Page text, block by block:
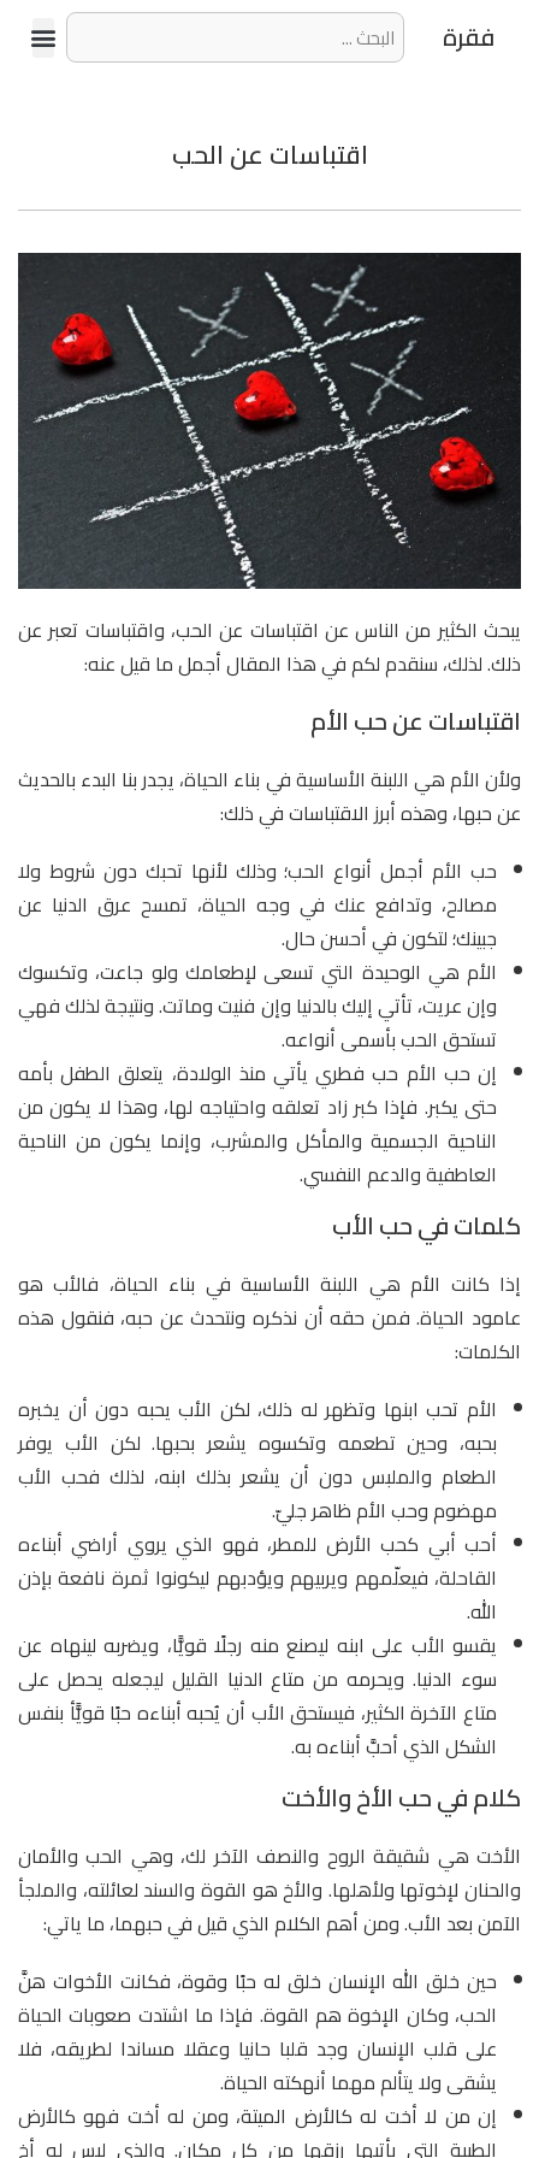
فقرة
اقتباسات عن الحب
يبحث الكثير من الناس عن اقتباسات عن الحب، واقتباسات تعبر عن
ذلك. لذلك، سنقدم لكم في هذا المقال أجمل ما قيل عنه:
اقتباسات عن حب الأم
ولأن الأم هي اللبنة الأساسية في بناء الحياة، يجدر بنا البدء بالحديث
عن حبها، وهذه أبرز الاقتباسات في ذلك:
حب الأم أجمل أنواع الحب؛ وذلك لأنها تحبك دون شروط ولا
مصالح، وتدافع عنك في وجه الحياة، تمسح عرق الدنيا عن
جبينك؛ لتكون في أحسن حال.
الأم هي الوحيدة التي تسعى لإطعامك ولو جاعت، وتكسوك
وإن عريت، تأتي إليك بالدنيا وإن فنيت وماتت. ونتيجة لذلك فهي
تستحق الحب بأسمى أنواعه.
إن حب الأم حب فطري يأتي منذ الولادة، يتعلق الطفل بأمه
حتى يكبر. فإذا كبر زاد تعلقه واحتياجه لها، وهذا لا يكون من
الناحية الجسمية والمأكل والمشرب، وإنما يكون من الناحية
العاطفية والدعم النفسي.
كلمات في حب الأب
إذا كانت الأم هي اللبنة الأساسية في بناء الحياة، فالأب هو
عامود الحياة. فمن حقه أن نذكره ونتحدث عن حبه، فنقول هذه
الكلمات:
الأم تحب ابنها وتظهر له ذلك، لكن الأب يحبه دون أن يخبره
بحبه، وحين تطعمه وتكسوه يشعر بحبها. لكن الأب يوفر
الطعام والملبس دون أن يشعر بذلك ابنه، لذلك فحب الأب
مهضوم وحب الأم ظاهر جليّ.
أحب أبي كحب الأرض للمطر، فهو الذي يروي أراضي أبناءه
القاحلة، فيعلّمهم ويربيهم ويؤدبهم ليكونوا ثمرة نافعة بإذن
الله.
يقسو الأب على ابنه ليصنع منه رجلًا قويًّا، ويضربه لينهاه عن
سوء الدنيا. ويحرمه من متاع الدنيا القليل ليجعله يحصل على
متاع الآخرة الكثير، فيستحق الأب أن يُحبه أبناءه حبًا قويًّأ بنفس
الشكل الذي أحبَّ أبناءه به.
كلام في حب الأخ والأخت
الأخت هي شقيقة الروح والنصف الآخر لك، وهي الحب والأمان
والحنان لإخوتها ولأهلها. والأخ هو القوة والسند لعائلته، والملجأ
الآمن بعد الأب. ومن أهم الكلام الذي قيل في حبهما، ما ياتي:
حين خلق الله الإنسان خلق له حبًا وقوة، فكانت الأخوات هنَّ
الحب، وكان الإخوة هم القوة. فإذا ما اشتدت صعوبات الحياة
على قلب الإنسان وجد قلبا حانيا وعقلا مساندا لطريقه، فلا
يشقى ولا يتألم مهما أنهكته الحياة.
إن من لا أخت له كالأرض الميتة، ومن له أخت فهو كالأرض
الطيبة التي يأتيها رزقها من كل مكان. والذي ليس له أخ